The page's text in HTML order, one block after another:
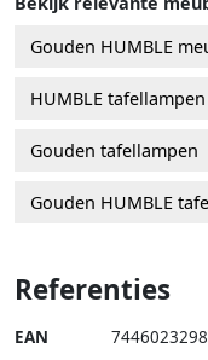
Gouden HUMBLE
HUMBLE tafellampen
Gouden tafellampen
Gouden HUMBLE
Referenties
EAN